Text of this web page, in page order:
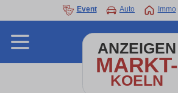
Event Auto Immo
ANZEIGEN
MARKT-
KOELN